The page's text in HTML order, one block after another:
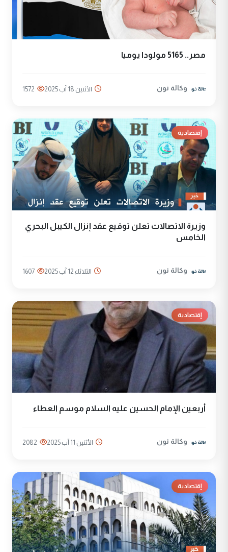
مصر.. 5165 مولودا يوميا
وكالة نون الأثنين 18 آب 2025 1572
إقتصادية
وزيرة الاتصالات تعلن توقيع عقد إنزال الكيبل البحري
الخامس
وكالة نون الثلاثاء 12 آب 2025 1607
إقتصادية
أربعين الإمام الحسين عليه السلام موسم العطاء
وكالة نون الأثنين 11 آب 2025 2082
إقتصادية